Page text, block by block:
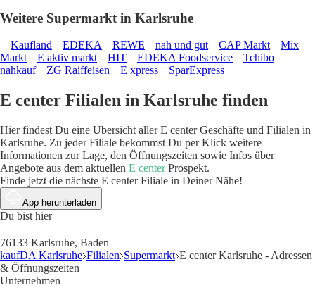
Weitere Supermarkt in Karlsruhe
Kaufland EDEKA REWE nah und gut CAP Markt
Mix
Markt
E aktiv markt HIT EDEKA Foodservice
Tchibo
nahkauf
ZG Raiffeisen E xpress SparExpress
E center Filialen in Karlsruhe finden
Hier findest Du eine Übersicht aller E center Geschäfte und Filialen in
Karlsruhe. Zu jeder Filiale bekommst Du per Klick weitere
Informationen zur Lage, den Öffnungszeiten sowie Infos über
Angebote aus dem aktuellen E centerProspekt.
Finde jetzt die nächste E center Filiale in Deiner Nähe!
App herunterladen
Du bist hier
76133 Karlsruhe, Baden
kaufDA Karlsruhe Filialen Supermarkt E center Karlsruhe - Adressen
& Öffnungszeiten
Unternehmen